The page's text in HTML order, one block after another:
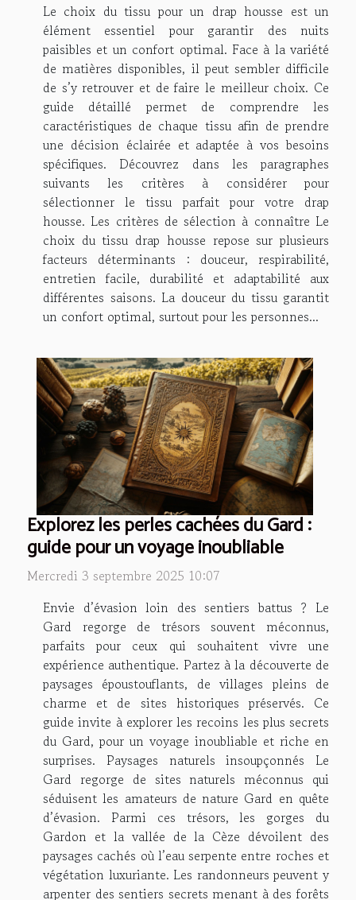
Le choix du tissu pour un drap housse est un
élément essentiel pour garantir des nuits
paisibles et un confort optimal. Face à la variété
de matières disponibles, il peut sembler difficile
de s’y retrouver et de faire le meilleur choix. Ce
guide détaillé permet de comprendre les
caractéristiques de chaque tissu afin de prendre
une décision éclairée et adaptée à vos besoins
spécifiques. Découvrez dans les paragraphes
suivants les critères à considérer pour
sélectionner le tissu parfait pour votre drap
housse. Les critères de sélection à connaître Le
choix du tissu drap housse repose sur plusieurs
facteurs déterminants : douceur, respirabilité,
entretien facile, durabilité et adaptabilité aux
différentes saisons. La douceur du tissu garantit
un confort optimal, surtout pour les personnes...
Explorez les perles cachées du Gard :
guide pour un voyage inoubliable
Mercredi 3 septembre 2025 10:07
Envie d’évasion loin des sentiers battus ? Le
Gard regorge de trésors souvent méconnus,
parfaits pour ceux qui souhaitent vivre une
expérience authentique. Partez à la découverte de
paysages époustouflants, de villages pleins de
charme et de sites historiques préservés. Ce
guide invite à explorer les recoins les plus secrets
du Gard, pour un voyage inoubliable et riche en
surprises. Paysages naturels insoupçonnés Le
Gard regorge de sites naturels méconnus qui
séduisent les amateurs de nature Gard en quête
d’évasion. Parmi ces trésors, les gorges du
Gardon et la vallée de la Cèze dévoilent des
paysages cachés où l’eau serpente entre roches et
végétation luxuriante. Les randonneurs peuvent y
arpenter des sentiers secrets menant à des forêts